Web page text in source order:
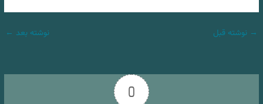
→ نوشته قبل نوشته بعد ←
0